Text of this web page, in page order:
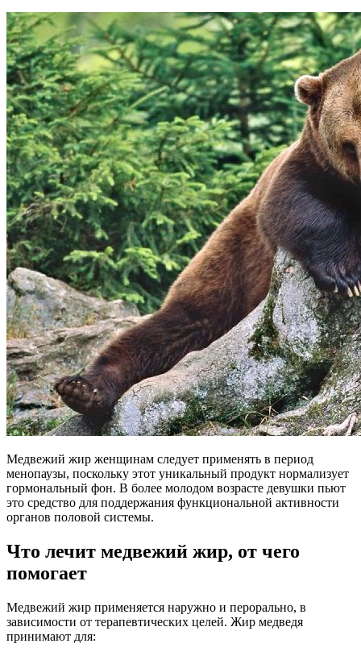
Медвежий жир женщинам следует применять в период
менопаузы, поскольку этот уникальный продукт нормализует
гормональный фон. В более молодом возрасте девушки пьют
это средство для поддержания функциональной активности
органов половой системы.
Что лечит медвежий жир, от чего
помогает
Медвежий жир применяется наружно и перорально, в
зависимости от терапевтических целей. Жир медведя
принимают для: